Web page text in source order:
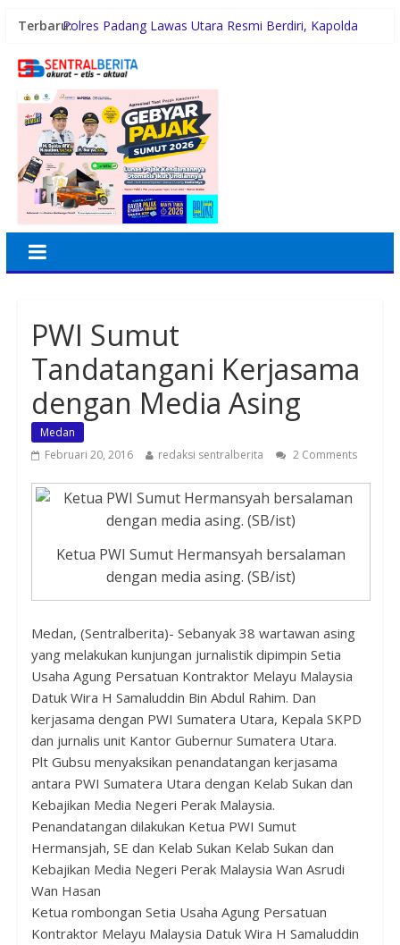
Terbaru:Polres Padang Lawas Utara Resmi Berdiri, Kapolda
Penambahan Personel
Cipayung Plus Sumut Gelar Rapat Rakyat Melawan
Narkoba, Libatkan 500 Mahasiswa dan Pelajar
Pertamina Patra Niaga Sumbagut Edukasi Siswa SMA
Al-Azhar Medan tentang Pencegahan HIV/AIDS
Serap Aspirasi Warga Teluk Nibung, Polres Tanjung
Balai Gelar Jumat Curhat Bahaya Narkoba Hingga
Poskamling
PWI Sumut
Tandatangani Kerjasama
dengan Media Asing
Medan
Februari 20, 2016
redaksi sentralberita 2 Comments
Ketua PWI Sumut Hermansyah bersalaman
dengan media asing. (SB/ist)
Medan, (Sentralberita)- Sebanyak 38 wartawan asing
yang melakukan kunjungan jurnalistik dipimpin Setia
Usaha Agung Persatuan Kontraktor Melayu Malaysia
Datuk Wira H Samaluddin Bin Abdul Rahim. Dan
kerjasama dengan PWI Sumatera Utara, Kepala SKPD
dan jurnalis unit Kantor Gubernur Sumatera Utara.
Plt Gubsu menyaksikan penandatangan kerjasama
antara PWI Sumatera Utara dengan Kelab Sukan dan
Kebajikan Media Negeri Perak Malaysia.
Penandatangan dilakukan Ketua PWI Sumut
Hermansjah, SE dan Kelab Sukan Kelab Sukan dan
Kebajikan Media Negeri Perak Malaysia Wan Asrudi
Wan Hasan
Ketua rombongan Setia Usaha Agung Persatuan
Kontraktor Melayu Malaysia Datuk Wira H Samaluddin